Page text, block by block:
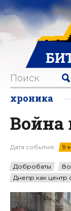
хроника
Война
Дата события: 9
Добробаты
Днепр как центр